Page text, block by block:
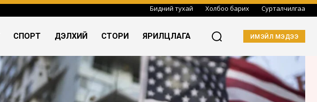
Бидний тухай Холбоо барих Сурталчилгаа
СПОРТ ДЭЛХИЙ СТОРИ ЯРИЛЦЛАГА ИМЭЙЛ МЭДЭЭ